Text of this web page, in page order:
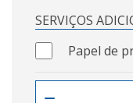
SERVIÇOS
Papel de